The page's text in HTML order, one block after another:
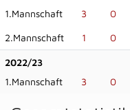
1.Mannschaft
3 0
2.Mannschaft 1 0
2022/23
1.Mannschaft
3 0